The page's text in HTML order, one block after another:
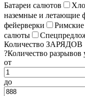
Батареи салютов
наземные и летающие
фейерверки
Римские
салюты
Количество ЗАРЯДОВ
?Количество разрывов
от
до